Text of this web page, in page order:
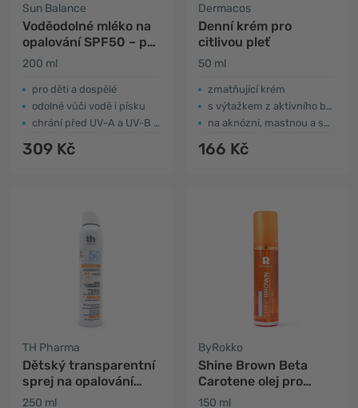
Sun Balance
Voděodolné mléko na
opalování SPF50 – pro
celou rodinu
200 ml
pro děti a dospělé
odolné vůči vodě i písku
chrání před UV-A a UV-B zářením
309 Kč
Dermacos
Denní krém pro
citlivou pleť
50 ml
zmatňující krém
s výtažkem z aktivního bahna
na aknózní, mastnou a smíšenou pleť
166 Kč
TH Pharma
Dětský transparentní
sprej na opalování
SPF50+
250 ml
ByRokko
Shine Brown Beta
Carotene olej pro
hezčí opálení
150 ml